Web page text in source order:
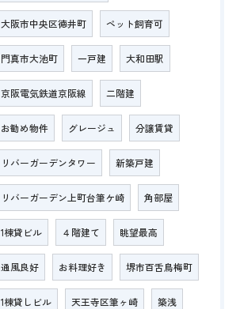
大阪市中央区徳井町 ペット飼育可
門真市大池町 一戸建 大和田駅
京阪電気鉄道京阪線 二階建
お勧め物件 グレージュ 分譲賃貸
リバーガーデンタワー 新築戸建
リバーガーデン上町台筆ケ崎 角部屋
1棟貸ビル ４階建て 眺望最高
通風良好 お料理好き 堺市百舌鳥梅町
1棟貸しビル 天王寺区筆ヶ崎 築浅